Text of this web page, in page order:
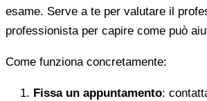
esame. Serve a te per valutare il
professionista per capire come può
Come funziona concretamente:
Fissa un appuntamento: